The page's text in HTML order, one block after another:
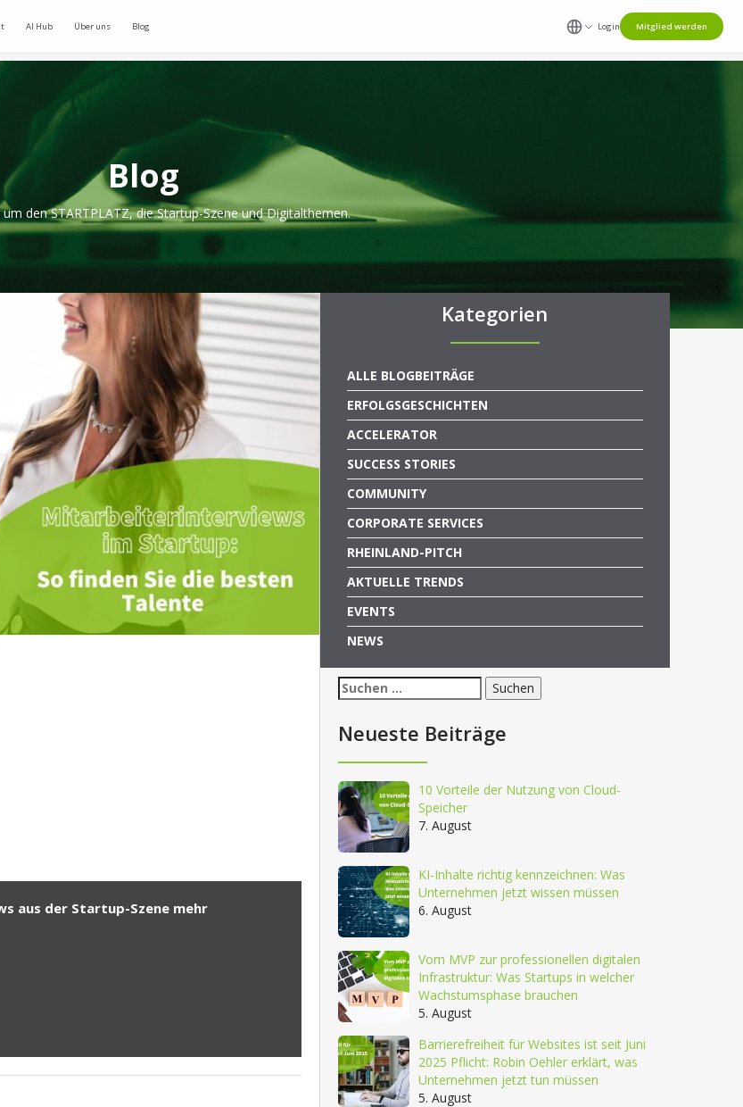
AI Hub Über uns Blog Login Mitglied werden
Blog
den STARTPLATZ, die Startup-Szene und Digitalthemen.
aus der Startup-Szene mehr
Kategorien
ALLE BLOGBEITRÄGE
ERFOLGSGESCHICHTEN
ACCELERATOR
SUCCESS STORIES
COMMUNITY
CORPORATE SERVICES
RHEINLAND-PITCH
AKTUELLE TRENDS
EVENTS
NEWS
Suchen
nach:
Neueste Beiträge
10 Vorteile der Nutzung von Cloud-
Speicher
7. August
KI-Inhalte richtig kennzeichnen: Was
Unternehmen jetzt wissen müssen
6. August
Vom MVP zur professionellen digitalen
Infrastruktur: Was Startups in welcher
Wachstumsphase brauchen
5. August
Barrierefreiheit für Websites ist seit Juni
2025 Pflicht: Robin Oehler erklärt, was
Unternehmen jetzt tun müssen
5. August